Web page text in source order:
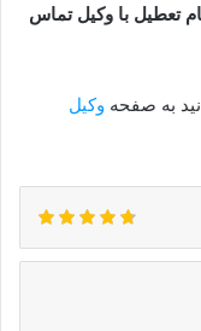
تعطیل با وکیل تماس
به صفحه وکیل